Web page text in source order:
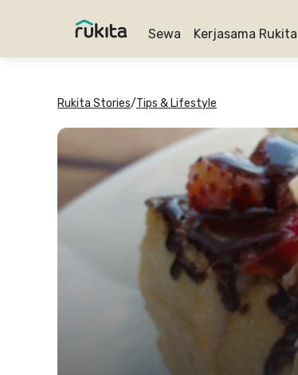
Sewa Kerjasama Rukita
Rukita Stories/Tips & Lifestyle